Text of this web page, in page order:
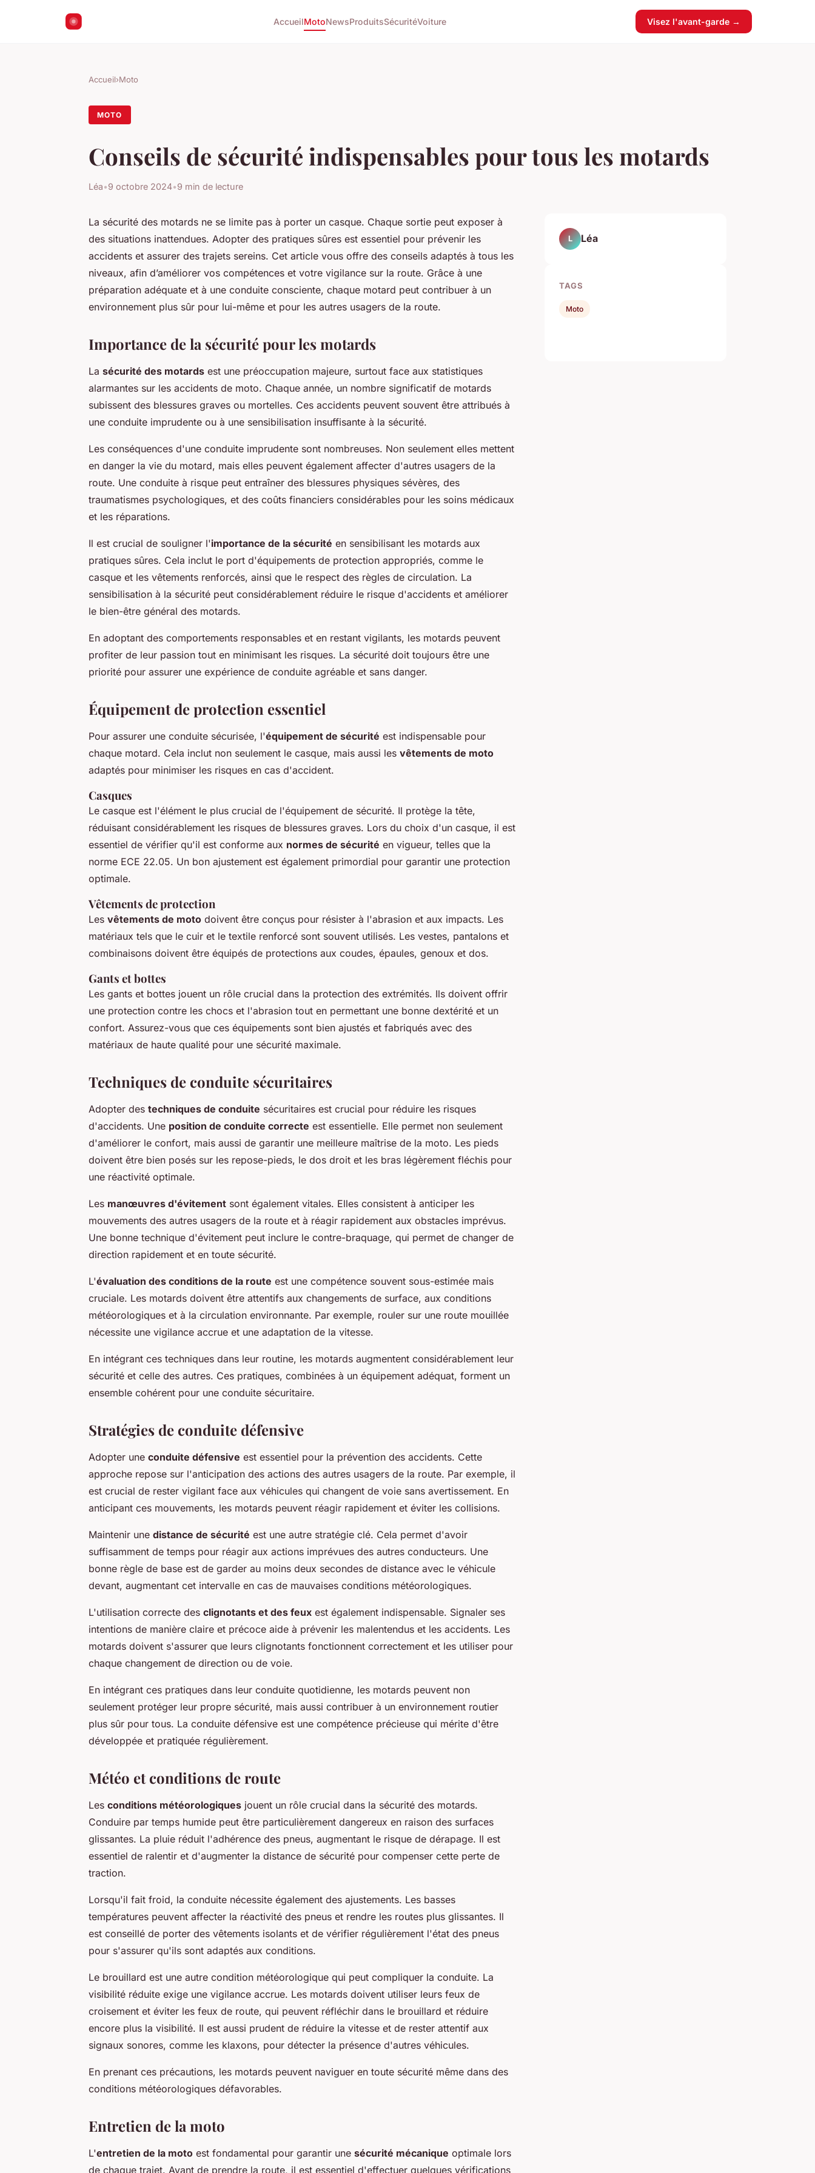
AccueilMotoNewsProduitsSécuritéVoiture Visez l'avant-garde →
Accueil›Moto
MOTO
Conseils de sécurité indispensables pour tous les motards
Léa•9 octobre 2024•9 min de lecture
La sécurité des motards ne se limite pas à porter un casque. Chaque sortie peut exposer à
des situations inattendues. Adopter des pratiques sûres est essentiel pour prévenir les
accidents et assurer des trajets sereins. Cet article vous offre des conseils adaptés à tous les
niveaux, afin d’améliorer vos compétences et votre vigilance sur la route. Grâce à une
préparation adéquate et à une conduite consciente, chaque motard peut contribuer à un
environnement plus sûr pour lui-même et pour les autres usagers de la route.
Importance de la sécurité pour les motards
La sécurité des motards est une préoccupation majeure, surtout face aux statistiques
alarmantes sur les accidents de moto. Chaque année, un nombre significatif de motards
subissent des blessures graves ou mortelles. Ces accidents peuvent souvent être attribués à
une conduite imprudente ou à une sensibilisation insuffisante à la sécurité.
Les conséquences d'une conduite imprudente sont nombreuses. Non seulement elles mettent
en danger la vie du motard, mais elles peuvent également affecter d'autres usagers de la
route. Une conduite à risque peut entraîner des blessures physiques sévères, des
traumatismes psychologiques, et des coûts financiers considérables pour les soins médicaux
et les réparations.
Il est crucial de souligner l'importance de la sécurité en sensibilisant les motards aux
pratiques sûres. Cela inclut le port d'équipements de protection appropriés, comme le
casque et les vêtements renforcés, ainsi que le respect des règles de circulation. La
sensibilisation à la sécurité peut considérablement réduire le risque d'accidents et améliorer
le bien-être général des motards.
En adoptant des comportements responsables et en restant vigilants, les motards peuvent
profiter de leur passion tout en minimisant les risques. La sécurité doit toujours être une
priorité pour assurer une expérience de conduite agréable et sans danger.
Équipement de protection essentiel
Pour assurer une conduite sécurisée, l'équipement de sécurité est indispensable pour
chaque motard. Cela inclut non seulement le casque, mais aussi les vêtements de moto
adaptés pour minimiser les risques en cas d'accident.
Casques
Le casque est l'élément le plus crucial de l'équipement de sécurité. Il protège la tête,
réduisant considérablement les risques de blessures graves. Lors du choix d'un casque, il est
essentiel de vérifier qu'il est conforme aux normes de sécurité en vigueur, telles que la
norme ECE 22.05. Un bon ajustement est également primordial pour garantir une protection
optimale.
Vêtements de protection
Les vêtements de moto doivent être conçus pour résister à l'abrasion et aux impacts. Les
matériaux tels que le cuir et le textile renforcé sont souvent utilisés. Les vestes, pantalons et
combinaisons doivent être équipés de protections aux coudes, épaules, genoux et dos.
Gants et bottes
Les gants et bottes jouent un rôle crucial dans la protection des extrémités. Ils doivent offrir
une protection contre les chocs et l'abrasion tout en permettant une bonne dextérité et un
confort. Assurez-vous que ces équipements sont bien ajustés et fabriqués avec des
matériaux de haute qualité pour une sécurité maximale.
Techniques de conduite sécuritaires
Adopter des techniques de conduite sécuritaires est crucial pour réduire les risques
d'accidents. Une position de conduite correcte est essentielle. Elle permet non seulement
d'améliorer le confort, mais aussi de garantir une meilleure maîtrise de la moto. Les pieds
doivent être bien posés sur les repose-pieds, le dos droit et les bras légèrement fléchis pour
une réactivité optimale.
Les manœuvres d'évitement sont également vitales. Elles consistent à anticiper les
mouvements des autres usagers de la route et à réagir rapidement aux obstacles imprévus.
Une bonne technique d'évitement peut inclure le contre-braquage, qui permet de changer de
direction rapidement et en toute sécurité.
L'évaluation des conditions de la route est une compétence souvent sous-estimée mais
cruciale. Les motards doivent être attentifs aux changements de surface, aux conditions
météorologiques et à la circulation environnante. Par exemple, rouler sur une route mouillée
nécessite une vigilance accrue et une adaptation de la vitesse.
En intégrant ces techniques dans leur routine, les motards augmentent considérablement leur
sécurité et celle des autres. Ces pratiques, combinées à un équipement adéquat, forment un
ensemble cohérent pour une conduite sécuritaire.
Stratégies de conduite défensive
Adopter une conduite défensive est essentiel pour la prévention des accidents. Cette
approche repose sur l'anticipation des actions des autres usagers de la route. Par exemple, il
est crucial de rester vigilant face aux véhicules qui changent de voie sans avertissement. En
anticipant ces mouvements, les motards peuvent réagir rapidement et éviter les collisions.
Maintenir une distance de sécurité est une autre stratégie clé. Cela permet d'avoir
suffisamment de temps pour réagir aux actions imprévues des autres conducteurs. Une
bonne règle de base est de garder au moins deux secondes de distance avec le véhicule
devant, augmentant cet intervalle en cas de mauvaises conditions météorologiques.
L'utilisation correcte des clignotants et des feux est également indispensable. Signaler ses
intentions de manière claire et précoce aide à prévenir les malentendus et les accidents. Les
motards doivent s'assurer que leurs clignotants fonctionnent correctement et les utiliser pour
chaque changement de direction ou de voie.
En intégrant ces pratiques dans leur conduite quotidienne, les motards peuvent non
seulement protéger leur propre sécurité, mais aussi contribuer à un environnement routier
plus sûr pour tous. La conduite défensive est une compétence précieuse qui mérite d'être
développée et pratiquée régulièrement.
Météo et conditions de route
Les conditions météorologiques jouent un rôle crucial dans la sécurité des motards.
Conduire par temps humide peut être particulièrement dangereux en raison des surfaces
glissantes. La pluie réduit l'adhérence des pneus, augmentant le risque de dérapage. Il est
essentiel de ralentir et d'augmenter la distance de sécurité pour compenser cette perte de
traction.
Lorsqu'il fait froid, la conduite nécessite également des ajustements. Les basses
températures peuvent affecter la réactivité des pneus et rendre les routes plus glissantes. Il
est conseillé de porter des vêtements isolants et de vérifier régulièrement l'état des pneus
pour s'assurer qu'ils sont adaptés aux conditions.
Le brouillard est une autre condition météorologique qui peut compliquer la conduite. La
visibilité réduite exige une vigilance accrue. Les motards doivent utiliser leurs feux de
croisement et éviter les feux de route, qui peuvent réfléchir dans le brouillard et réduire
encore plus la visibilité. Il est aussi prudent de réduire la vitesse et de rester attentif aux
signaux sonores, comme les klaxons, pour détecter la présence d'autres véhicules.
En prenant ces précautions, les motards peuvent naviguer en toute sécurité même dans des
conditions météorologiques défavorables.
Entretien de la moto
L'entretien de la moto est fondamental pour garantir une sécurité mécanique optimale lors
de chaque trajet. Avant de prendre la route, il est essentiel d'effectuer quelques vérifications
L Léa
TAGS
Moto